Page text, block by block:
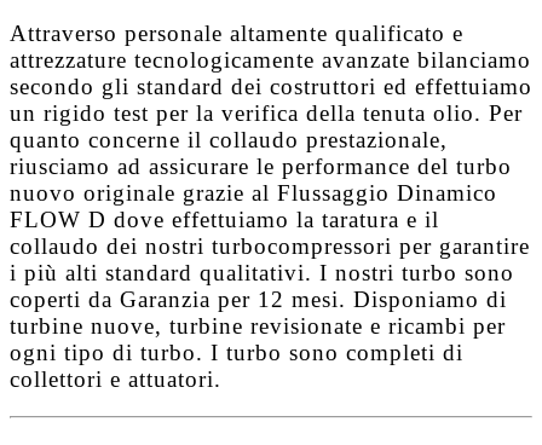
Attraverso personale altamente qualificato e
attrezzature tecnologicamente avanzate bilanciamo
secondo gli standard dei costruttori ed effettuiamo
un rigido test per la verifica della tenuta olio. Per
quanto concerne il collaudo prestazionale,
riusciamo ad assicurare le performance del turbo
nuovo originale grazie al Flussaggio Dinamico
FLOW D dove effettuiamo la taratura e il
collaudo dei nostri turbocompressori per garantire
i più alti standard qualitativi. I nostri turbo sono
coperti da Garanzia per 12 mesi. Disponiamo di
turbine nuove, turbine revisionate e ricambi per
ogni tipo di turbo. I turbo sono completi di
collettori e attuatori.